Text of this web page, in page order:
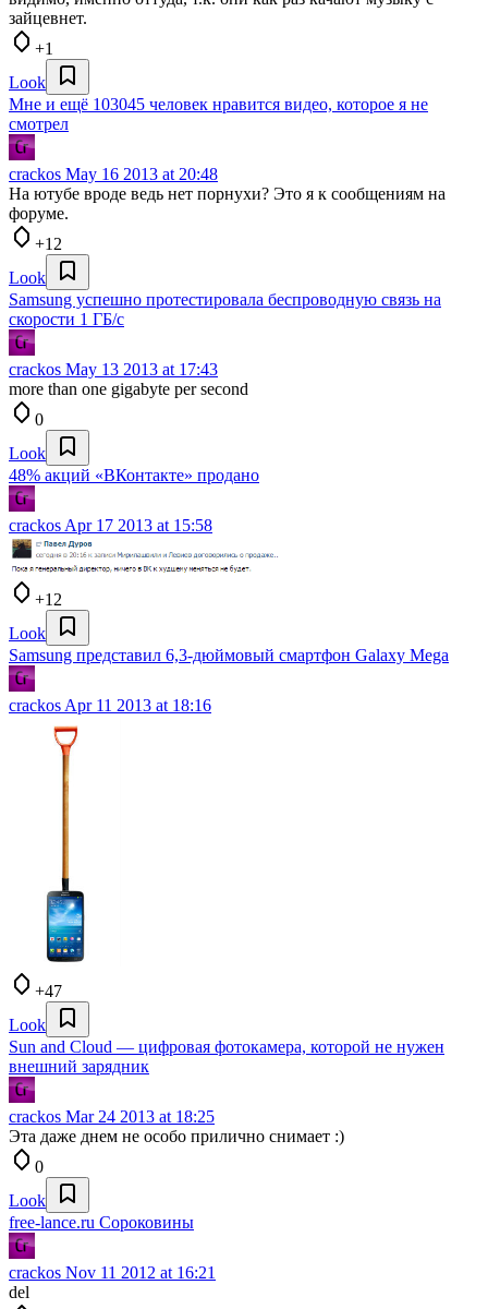
зайцевнет.
+1
Look
Мне и ещё 103045 человек нравится видео, которое я не
смотрел
crackos May 16 2013 at 20:48
На ютубе вроде ведь нет порнухи? Это я к сообщениям на
форуме.
+12
Look
Samsung успешно протестировала беспроводную связь на
скорости 1 ГБ/с
crackos May 13 2013 at 17:43
more than one gigabyte per second
0
Look
48% акций «ВКонтакте» продано
crackos Apr 17 2013 at 15:58
+12
Look
Samsung представил 6,3-дюймовый смартфон Galaxy Mega
crackos Apr 11 2013 at 18:16
+47
Look
Sun and Cloud — цифровая фотокамера, которой не нужен
внешний зарядник
crackos Mar 24 2013 at 18:25
Эта даже днем не особо прилично снимает :)
0
Look
free-lance.ru Сороковины
crackos Nov 11 2012 at 16:21
del